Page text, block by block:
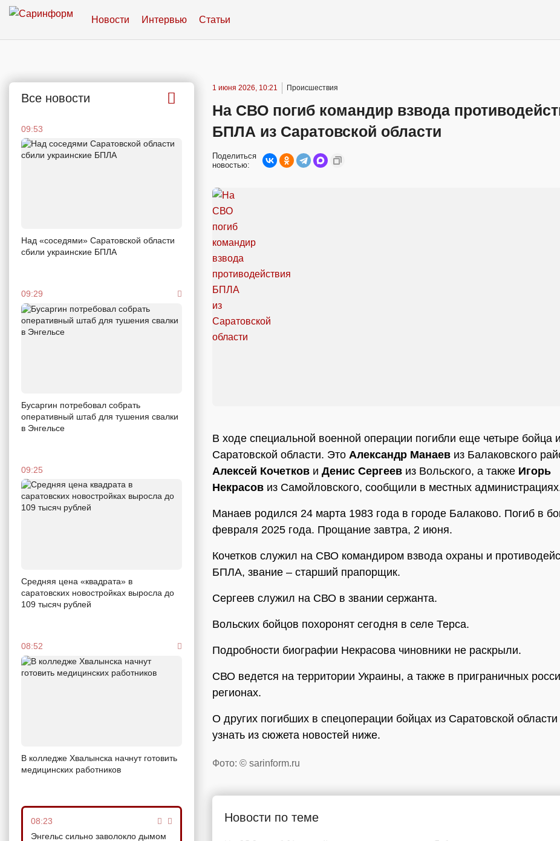
Новости Интервью Статьи
Все новости
09:53
Над «соседями» Саратовской области
сбили украинские БПЛА
09:29
Бусаргин потребовал собрать
оперативный штаб для тушения свалки
в Энгельсе
09:25
Средняя цена «квадрата» в
саратовских новостройках выросла до
109 тысяч рублей
08:52
В колледже Хвалынска начнут готовить
медицинских работников
08:23
Энгельс сильно заволокло дымом
1 июня 2026, 10:21 Происшествия
На СВО погиб командир взвода
БПЛА из Саратовской области
Поделиться
новостью:
В ходе специальной военной операции погибли еще четыре бойца
Саратовской области. Это Александр Манаев из Балаковского
Алексей Кочетков и Денис Сергеев из Вольского, а также Игорь
Некрасов из Самойловского, сообщили в местных
Манаев родился 24 марта 1983 года в городе Балаково. Погиб в
февраля 2025 года. Прощание завтра, 2 июня.
Кочетков служил на СВО командиром взвода охраны и
БПЛА, звание – старший прапорщик.
Сергеев служил на СВО в звании сержанта.
Вольских бойцов похоронят сегодня в селе Терса.
Подробности биографии Некрасова чиновники не раскрыли.
СВО ведется на территории Украины, а также в приграничных
регионах.
О других погибших в спецоперации бойцах из Саратовской
узнать из сюжета новостей ниже.
Фото: © sarinform.ru
Новости по теме